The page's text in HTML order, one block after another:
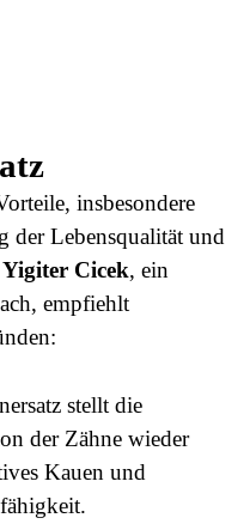
insbesondere
der Lebensqualität und
Cicek, ein
empfiehlt
stellt die
der Zähne wieder
Kauen und